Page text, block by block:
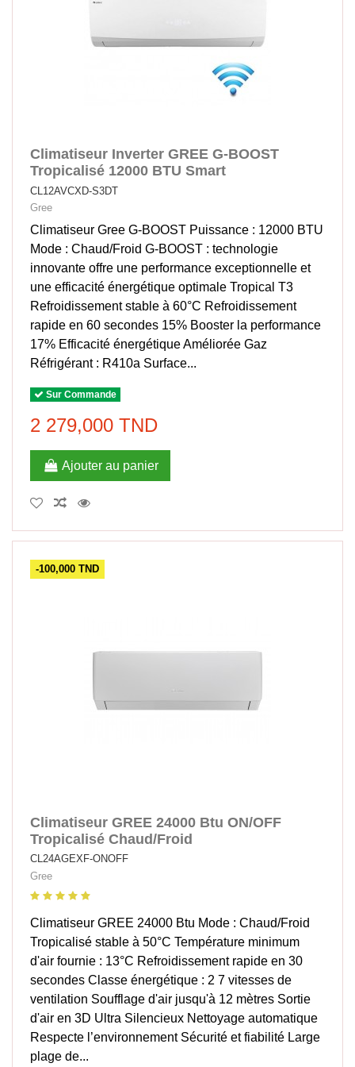
Climatiseur Inverter GREE G-BOOST
Tropicalisé 12000 BTU Smart
CL12AVCXD-S3DT
Gree
Climatiseur Gree G-BOOST Puissance : 12000 BTU
Mode : Chaud/Froid G-BOOST : technologie
innovante offre une performance exceptionnelle et
une efficacité énergétique optimale Tropical T3
Refroidissement stable à 60°C Refroidissement
rapide en 60 secondes 15% Booster la performance
17% Efficacité énergétique Améliorée Gaz
Réfrigérant : R410a Surface...
Sur Commande
2 279,000 TND
Ajouter au panier
-100,000 TND
Climatiseur GREE 24000 Btu ON/OFF
Tropicalisé Chaud/Froid
CL24AGEXF-ONOFF
Gree
Climatiseur GREE 24000 Btu Mode : Chaud/Froid
Tropicalisé stable à 50°C Température minimum
d'air fournie : 13°C Refroidissement rapide en 30
secondes Classe énergétique : 2 7 vitesses de
ventilation Soufflage d'air jusqu'à 12 mètres Sortie
d'air en 3D Ultra Silencieux Nettoyage automatique
Respecte l’environnement Sécurité et fiabilité Large
plage de...